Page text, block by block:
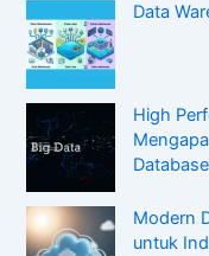
Data
High
Modern
untuk